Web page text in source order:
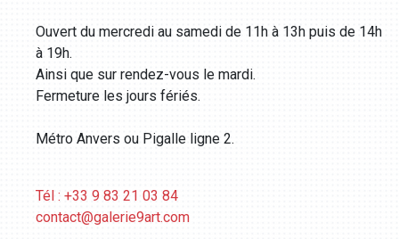
Ouvert du mercredi au samedi de 11h à 13h puis de 14h
à 19h.
Ainsi que sur rendez-vous le mardi.
Fermeture les jours fériés.
Métro Anvers ou Pigalle ligne 2.
Tél : +33 9 83 21 03 84
contact@galerie9art.com